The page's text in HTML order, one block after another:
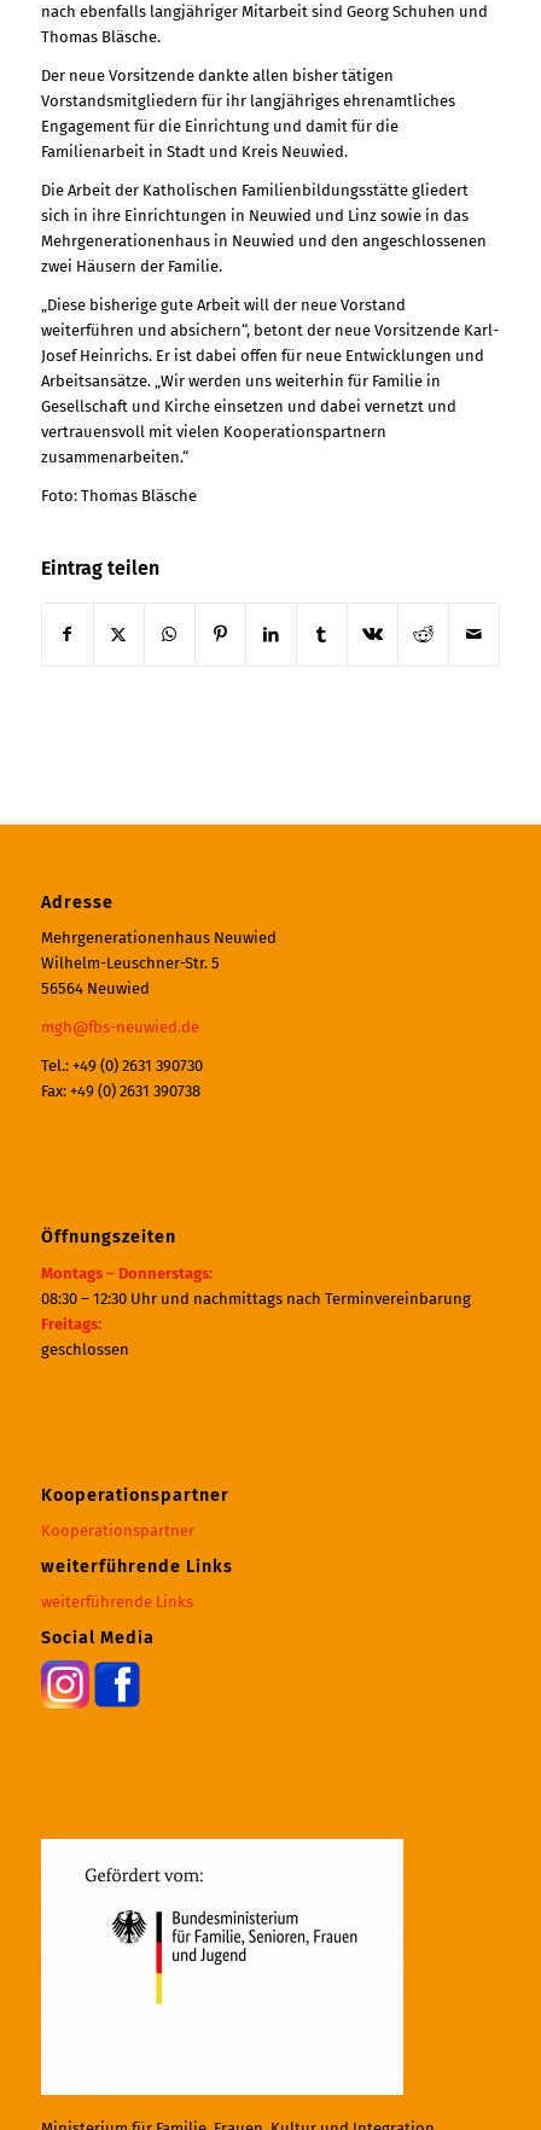
nach ebenfalls langjähriger Mitarbeit sind Georg Schuhen und
Thomas Bläsche.
Der neue Vorsitzende dankte allen bisher tätigen
Vorstandsmitgliedern für ihr langjähriges ehrenamtliches
Engagement für die Einrichtung und damit für die
Familienarbeit in Stadt und Kreis Neuwied.
Die Arbeit der Katholischen Familienbildungsstätte gliedert
sich in ihre Einrichtungen in Neuwied und Linz sowie in das
Mehrgenerationenhaus in Neuwied und den angeschlossenen
zwei Häusern der Familie.
„Diese bisherige gute Arbeit will der neue Vorstand
weiterführen und absichern“, betont der neue Vorsitzende Karl-
Josef Heinrichs. Er ist dabei offen für neue Entwicklungen und
Arbeitsansätze. „Wir werden uns weiterhin für Familie in
Gesellschaft und Kirche einsetzen und dabei vernetzt und
vertrauensvoll mit vielen Kooperationspartnern
zusammenarbeiten.“
Foto: Thomas Bläsche
Eintrag teilen
Adresse
Mehrgenerationenhaus Neuwied
Wilhelm-Leuschner-Str. 5
56564 Neuwied
mgh@fbs-neuwied.de
Tel.: +49 (0) 2631 390730
Fax: +49 (0) 2631 390738
Öffnungszeiten
Montags – Donnerstags:
08:30 – 12:30 Uhr und nachmittags nach Terminvereinbarung
Freitags:
geschlossen
Kooperationspartner
Kooperationspartner
weiterführende Links
weiterführende Links
Social Media